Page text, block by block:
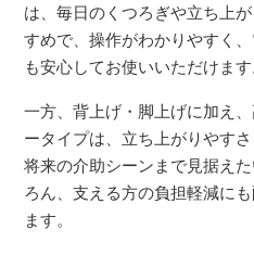
は、毎日のくつろぎや立ち上
すめで、操作がわかりやすく
も安心してお使いいただけます
一方、背上げ・脚上げに加え
ータイプは、立ち上がりやす
将来の介助シーンまで見据え
ろん、支える方の負担軽減に
ます。